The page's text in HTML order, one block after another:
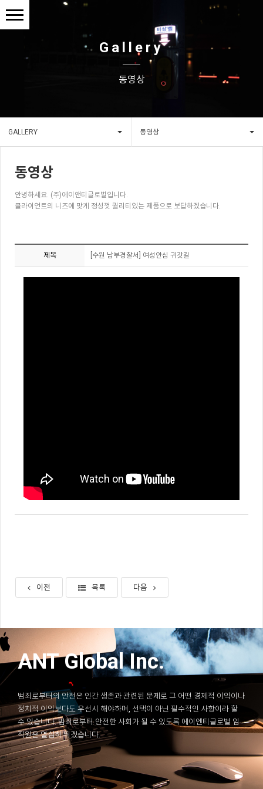
Gallery
동영상
GALLERY 동영상
동영상
안녕하세요. (주)에이앤티글로벌입니다.
클라이언트의 니즈에 맞게 정성껏 퀄리티있는 제품으로 보답하겠습니다.
제목 [수원 남부경찰서] 여성안심 귀갓길
이전 목록 다음
ANT Global Inc.
범죄로부터의 안전은 인간 생존과 관련된 문제로 그 어떤 경제적 이익이나
정치적 이익보다도 우선시 해야하며, 선택이 아닌 필수적인 사항이라 할
수 있습니다. 범죄로부터 안전한 사회가 될 수 있도록 에이엔티글로벌 임
직원은 열심히 뛰겠습니다.